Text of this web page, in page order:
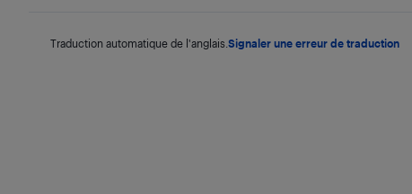
Traduction automatique de l'anglais. Signaler une erreur de traduction